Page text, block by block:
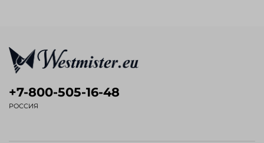
+7-800-505-16-48
РОССИЯ